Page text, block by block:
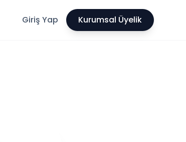
Giriş Yap Kurumsal Üyelik